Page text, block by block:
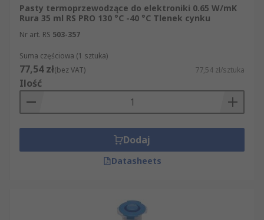
Pasty termoprzewodzące do elektroniki 0.65 W/mK
Rura 35 ml RS PRO 130 °C -40 °C Tlenek cynku
Nr art. RS 503-357
Suma częściowa (1 sztuka)
77,54 zł(bez VAT) 77,54 zł/sztuka
Ilość
Dodaj
Datasheets